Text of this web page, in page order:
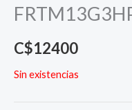
C$12400
Sin existencias